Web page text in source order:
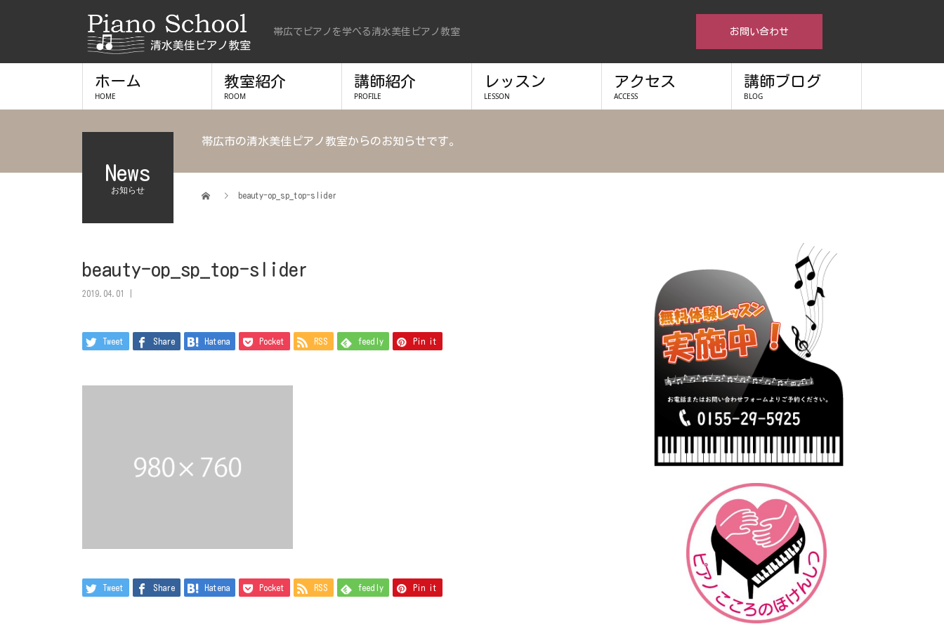
帯広でピアノを学べる清水美佳ピアノ教室 お問い合わせ
ホーム
HOME
教室紹介
ROOM
講師紹介
PROFILE
レッスン
LESSON
アクセス
ACCESS
講師ブログ
BLOG
News
お知らせ
帯広市の清水美佳ピアノ教室からのお知らせです。
beauty-op_sp_top-slider
beauty-op_sp_top-slider
2019.04.01
Tweet Share Hatena Pocket RSS feedly Pin it
Tweet Share Hatena Pocket RSS feedly Pin it